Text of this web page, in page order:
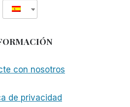
con nosotros
de privacidad